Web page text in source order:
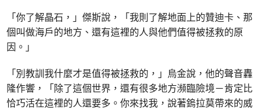
「你了解晶石，」傑斯說，「我則了解地面上的贊迪卡、那
個叫做海戶的地方、還有這裡的人與他們值得被拯救的原
因。」
「別教訓我什麼才是值得被拯救的，」烏金說，他的聲音轟
隆作響，「除了這個世界，還有很多地方瀕臨險境－肯定比
恰巧活在這裡的人還要多。你來找我，說著鎢拉莫帶來的威